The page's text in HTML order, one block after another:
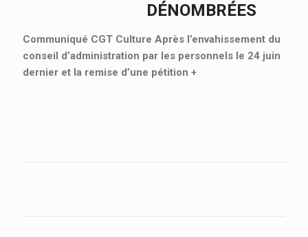
DÉNOMBRÉES
Communiqué CGT Culture Après l’envahissement du
conseil d’administration par les personnels le 24 juin
dernier et la remise d’une pétition +